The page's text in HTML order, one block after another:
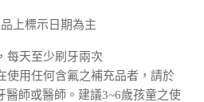
上標示日期為主
每天至少刷牙兩次
使用任何含氟之補充品者，請於
醫師或醫師。建議3~6歲孩童之使